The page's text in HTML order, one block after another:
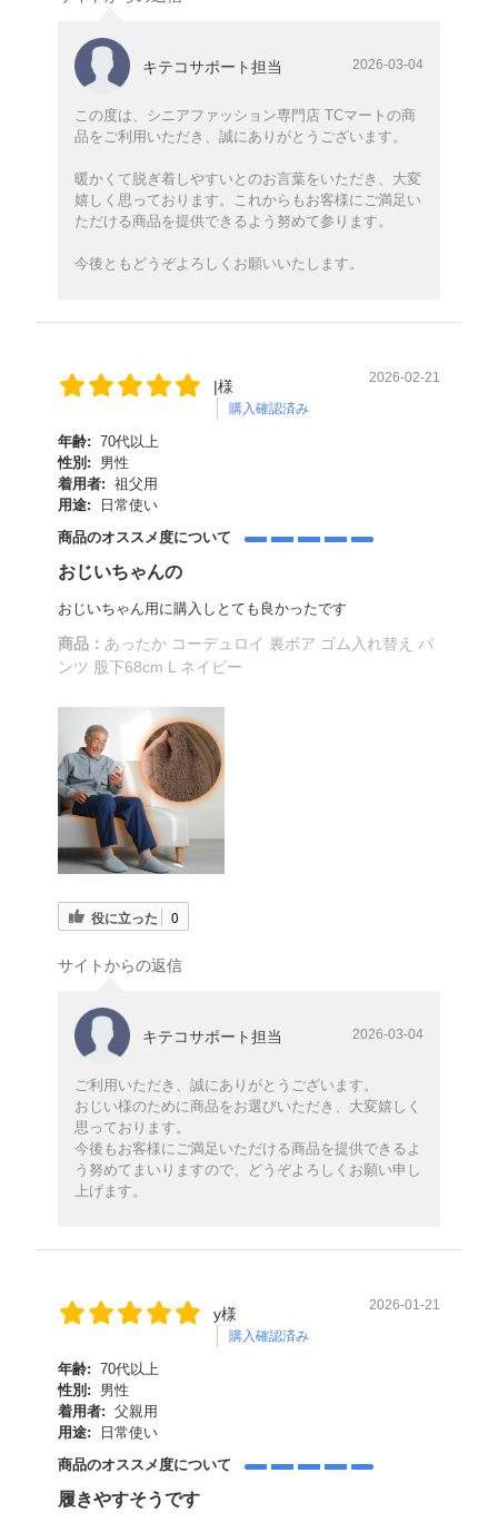
キテコサポート担当 2026-03-04
この度は、シニアファッション専門店 TCマートの商
品をご利用いただき、誠にありがとうございます。
暖かくて脱ぎ着しやすいとのお言葉をいただき、大変
嬉しく思っております。これからもお客様にご満足い
ただける商品を提供できるよう努めて参ります。
今後ともどうぞよろしくお願いいたします。
|様
購入確認済み
2026-02-21
年齢: 70代以上
性別:
男性
着用者: 祖父用
用途:
日常使い
商品のオススメ度について
おじいちゃんの
おじいちゃん用に購入しとても良かったです
商品： あったか コーデュロイ 裏ボア ゴム入れ替え パ
ンツ 股下68cm L ネイビー
役に立った 0
サイトからの返信
キテコサポート担当 2026-03-04
ご利用いただき、誠にありがとうございます。
おじい様のために商品をお選びいただき、大変嬉しく
思っております。
今後もお客様にご満足いただける商品を提供できるよ
う努めてまいりますので、どうぞよろしくお願い申し
上げます。
y様
購入確認済み
2026-01-21
年齢: 70代以上
性別:
男性
着用者: 父親用
用途:
日常使い
商品のオススメ度について
履きやすそうです